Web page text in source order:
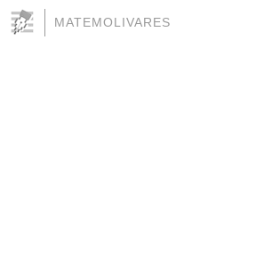
MATEMOLIVARES